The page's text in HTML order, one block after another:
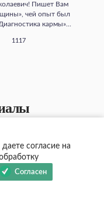
Пишет Вам
чей опыт был
кармы»...
1117
согласие на
Согласен